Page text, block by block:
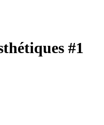
#1